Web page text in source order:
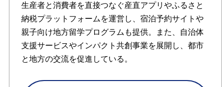
生産者と消費者を直接つなぐ産直アプリやふるさと
納税プラットフォームを運営し、宿泊予約サイトや
親子向け地方留学プログラムも提供。また、自治体
支援サービスやインパクト共創事業を展開し、都市
と地方の交流を促進している。